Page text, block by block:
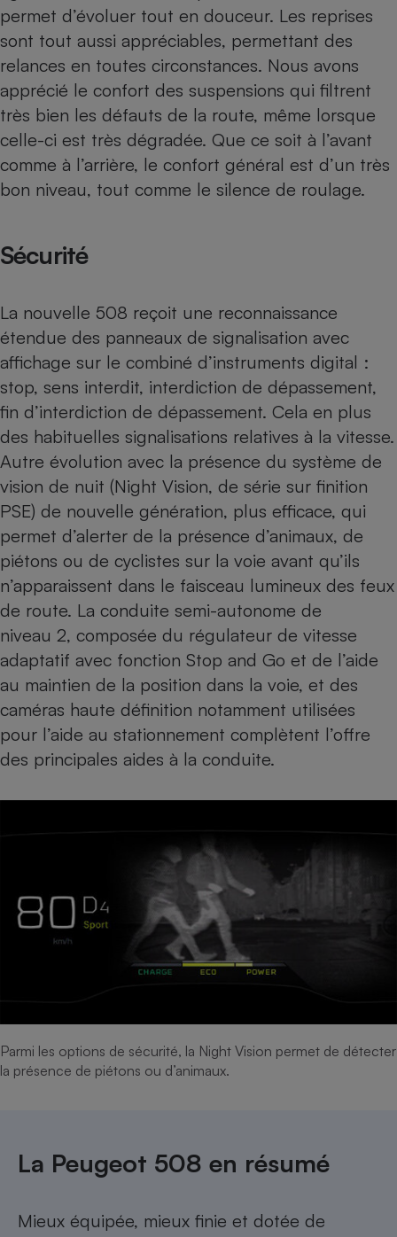
permet d’évoluer tout en douceur. Les reprises
sont tout aussi appréciables, permettant des
relances en toutes circonstances. Nous avons
apprécié le confort des suspensions qui filtrent
très bien les défauts de la route, même lorsque
celle-ci est très dégradée. Que ce soit à l’avant
comme à l’arrière, le confort général est d’un très
bon niveau, tout comme le silence de roulage.
Sécurité
La nouvelle 508 reçoit une reconnaissance
étendue des panneaux de signalisation avec
affichage sur le combiné d’instruments digital :
stop, sens interdit, interdiction de dépassement,
fin d’interdiction de dépassement. Cela en plus
des habituelles signalisations relatives à la vitesse.
Autre évolution avec la présence du système de
vision de nuit (Night Vision, de série sur finition
PSE) de nouvelle génération, plus efficace, qui
permet d’alerter de la présence d’animaux, de
piétons ou de cyclistes sur la voie avant qu’ils
n’apparaissent dans le faisceau lumineux des feux
de route. La conduite semi-autonome de
niveau 2, composée du régulateur de vitesse
adaptatif avec fonction Stop and Go et de l’aide
au maintien de la position dans la voie, et des
caméras haute définition notamment utilisées
pour l’aide au stationnement complètent l’offre
des principales aides à la conduite.
Parmi les options de sécurité, la Night Vision permet de détecter
la présence de piétons ou d’animaux.
La Peugeot 508 en résumé
Mieux équipée, mieux finie et dotée de